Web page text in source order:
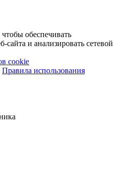
обеспечивать
и анализировать сетевой
cookie
Правила использования